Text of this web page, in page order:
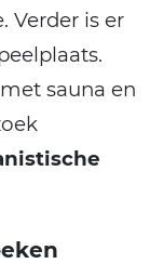
Verder is er
sauna en